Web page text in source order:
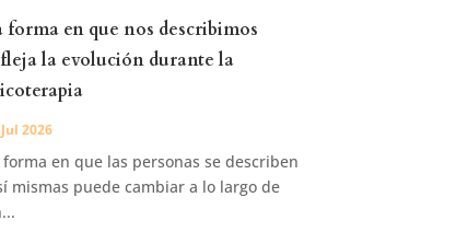
forma en que nos describimos
la evolución durante la
2026
forma en que las personas se describen
mismas puede cambiar a lo largo de